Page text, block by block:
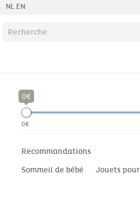
NL EN
0
0€
Recommandations
Sommeil de bébé
Jouets